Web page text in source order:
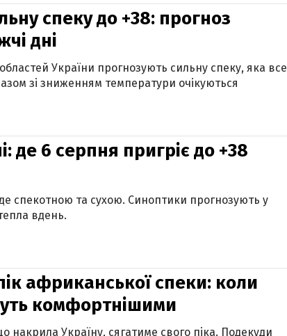
спеку до +38: прогноз
дні
України прогнозують сильну спеку, яка все
зі зниженням температури очікуються
де 6 серпня пригріє до +38
спекотною та сухою. Синоптики прогнозують у
вдень.
африканської спеки: коли
комфортнішими
Україну, сягатиме свого піка. Подекуди